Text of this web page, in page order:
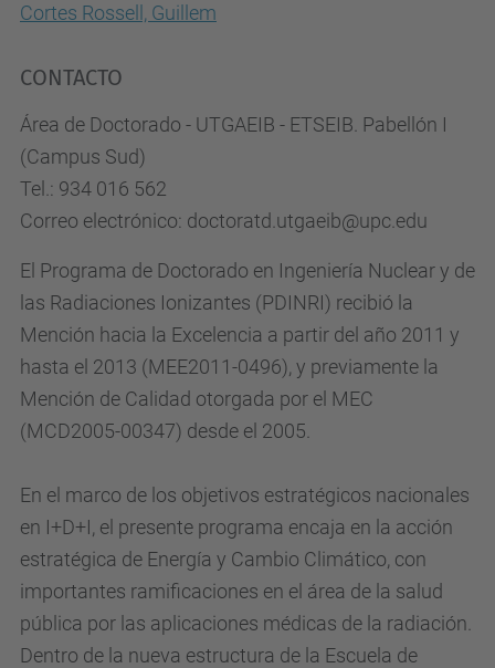
Cortes Rossell, Guillem
CONTACTO
Área de Doctorado - UTGAEIB - ETSEIB. Pabellón I
(Campus Sud)
Tel.: 934 016 562
Correo electrónico: doctoratd.utgaeib@upc.edu
El Programa de Doctorado en Ingeniería Nuclear y de
las Radiaciones Ionizantes (PDINRI) recibió la
Mención hacia la Excelencia a partir del año 2011 y
hasta el 2013 (MEE2011-0496), y previamente la
Mención de Calidad otorgada por el MEC
(MCD2005-00347) desde el 2005.
En el marco de los objetivos estratégicos nacionales
en I+D+I, el presente programa encaja en la acción
estratégica de Energía y Cambio Climático, con
importantes ramificaciones en el área de la salud
pública por las aplicaciones médicas de la radiación.
Dentro de la nueva estructura de la Escuela de